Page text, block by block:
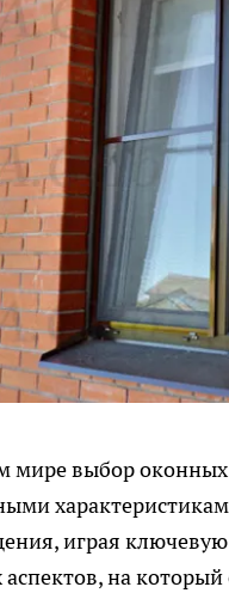
мире выбор оконных
играя
на